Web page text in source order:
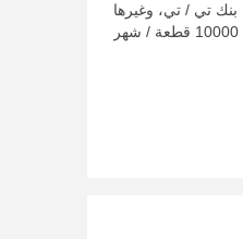
تي / تي، وغيرها